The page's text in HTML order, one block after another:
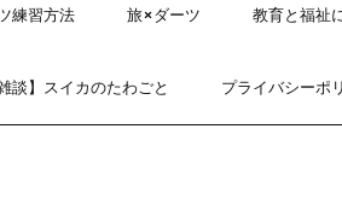
練習方法 旅×ダーツ 教育と福祉
談】スイカのたわごと プライバシーポ